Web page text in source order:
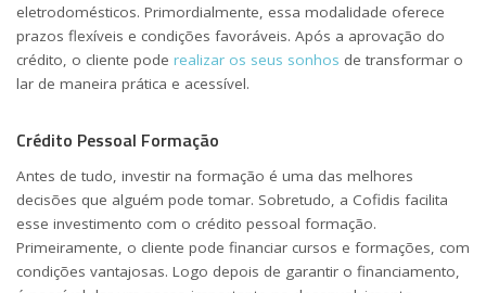
eletrodomésticos. Primordialmente, essa modalidade oferece
prazos flexíveis e condições favoráveis. Após a aprovação do
crédito, o cliente pode realizar os seus sonhos de transformar o
lar de maneira prática e acessível.
Crédito Pessoal Formação
Antes de tudo, investir na formação é uma das melhores
decisões que alguém pode tomar. Sobretudo, a Cofidis facilita
esse investimento com o crédito pessoal formação.
Primeiramente, o cliente pode financiar cursos e formações, com
condições vantajosas. Logo depois de garantir o financiamento,